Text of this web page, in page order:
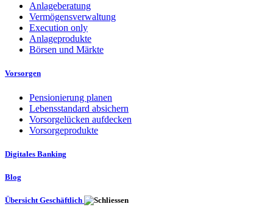
Anlageberatung
Vermögensverwaltung
Execution only
Anlageprodukte
Börsen und Märkte
Vorsorgen
Pensionierung planen
Lebensstandard absichern
Vorsorgelücken aufdecken
Vorsorgeprodukte
Digitales Banking
Blog
Übersicht Geschäftlich